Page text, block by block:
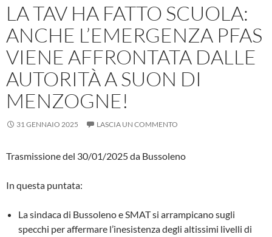
LA TAV HA FATTO SCUOLA:
ANCHE L’EMERGENZA PFAS
VIENE AFFRONTATA DALLE
AUTORITÀ A SUON DI
MENZOGNE!
31 GENNAIO 2025 LASCIA UN COMMENTO
Trasmissione del 30/01/2025 da Bussoleno
In questa puntata:
La sindaca di Bussoleno e SMAT si arrampicano sugli
specchi per affermare l’inesistenza degli altissimi livelli di